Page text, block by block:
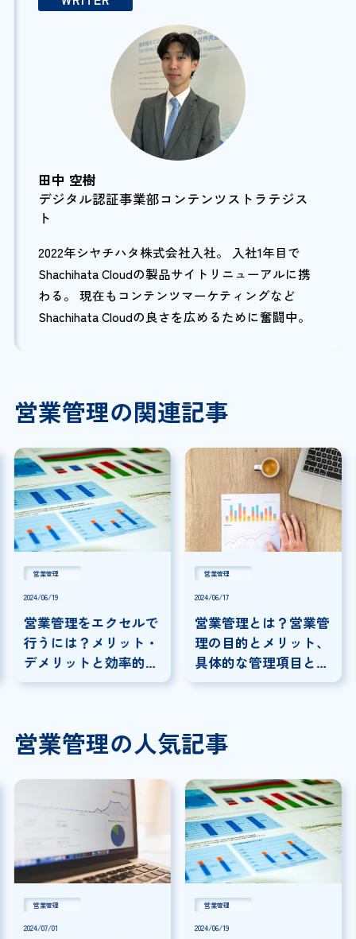
田中 空樹
デジタル認証事業部コンテンツストラテジス
ト
2022年シヤチハタ株式会社入社。 入社1年目で
Shachihata Cloudの製品サイトリニューアルに携
わる。 現在もコンテンツマーケティングなど
Shachihata Cloudの良さを広めるために奮闘中。
営業管理の関連記事
営業管理
2024/06/19
営業管理をエクセルで
行うには？メリット・
デメリットと効率的な
方法について解説！
営業管理
2024/06/17
営業管理とは？営業管
理の目的とメリット、
具体的な管理項目と効
率的な管理方法を紹
営業管理の人気記事
営業管理
2024/07/01
営業管理
2024/06/19